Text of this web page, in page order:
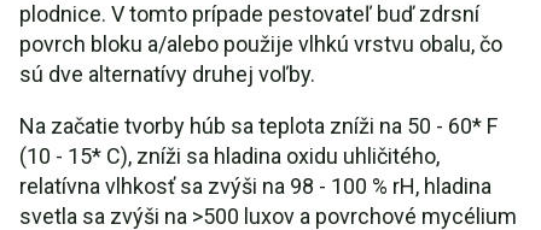
plodnice. V tomto prípade pestovateľ buď zdrsní
povrch bloku a/alebo použije vlhkú vrstvu obalu, čo
sú dve alternatívy druhej voľby.
Na začatie tvorby húb sa teplota zníži na 50 - 60* F
(10 - 15* C), zníži sa hladina oxidu uhličitého,
relatívna vlhkosť sa zvýši na 98 - 100 % rH, hladina
svetla sa zvýši na >500 luxov a povrchové mycélium